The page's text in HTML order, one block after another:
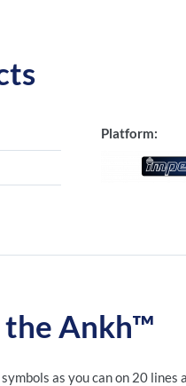
Platform:
the Ankh™
as you can on 20